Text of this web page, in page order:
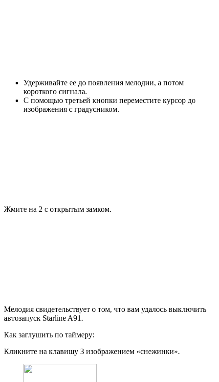
Удерживайте ее до появления мелодии, а потом
короткого сигнала.
С помощью третьей кнопки переместите курсор до
изображения с градусником.
Жмите на 2 с открытым замком.
Мелодия свидетельствует о том, что вам удалось выключить
автозапуск Starline A91.
Как заглушить по таймеру:
Кликните на клавишу 3 изображением «снежинки».